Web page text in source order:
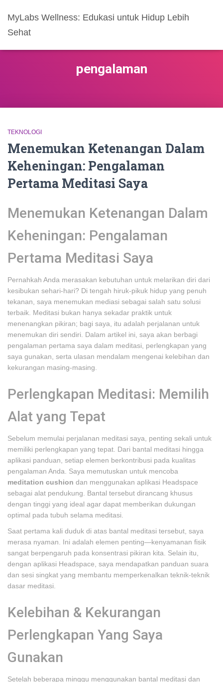
MyLabs Wellness: Edukasi untuk Hidup Lebih
Sehat
pengalaman
TEKNOLOGI
Menemukan Ketenangan Dalam
Keheningan: Pengalaman
Pertama Meditasi Saya
Menemukan Ketenangan Dalam
Keheningan: Pengalaman
Pertama Meditasi Saya
Pernahkah Anda merasakan kebutuhan untuk melarikan diri dari
kesibukan sehari-hari? Di tengah hiruk-pikuk hidup yang penuh
tekanan, saya menemukan mediasi sebagai salah satu solusi
terbaik. Meditasi bukan hanya sekadar praktik untuk
menenangkan pikiran; bagi saya, itu adalah perjalanan untuk
menemukan diri sendiri. Dalam artikel ini, saya akan berbagi
pengalaman pertama saya dalam meditasi, perlengkapan yang
saya gunakan, serta ulasan mendalam mengenai kelebihan dan
kekurangan masing-masing.
Perlengkapan Meditasi: Memilih
Alat yang Tepat
Sebelum memulai perjalanan meditasi saya, penting sekali untuk
memiliki perlengkapan yang tepat. Dari bantal meditasi hingga
aplikasi panduan, setiap elemen berkontribusi pada kualitas
pengalaman Anda. Saya memutuskan untuk mencoba
meditation cushion dan menggunakan aplikasi Headspace
sebagai alat pendukung. Bantal tersebut dirancang khusus
dengan tinggi yang ideal agar dapat memberikan dukungan
optimal pada tubuh selama meditasi.
Saat pertama kali duduk di atas bantal meditasi tersebut, saya
merasa nyaman. Ini adalah elemen penting—kenyamanan fisik
sangat berpengaruh pada konsentrasi pikiran kita. Selain itu,
dengan aplikasi Headspace, saya mendapatkan panduan suara
dan sesi singkat yang membantu memperkenalkan teknik-teknik
dasar meditasi.
Kelebihan & Kekurangan
Perlengkapan Yang Saya
Gunakan
Setelah beberapa minggu menggunakan bantal meditasi dan